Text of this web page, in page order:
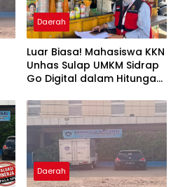
Daerah
Luar Biasa! Mahasiswa KKN
Unhas Sulap UMKM Sidrap
Go Digital dalam Hitungan
Daerah